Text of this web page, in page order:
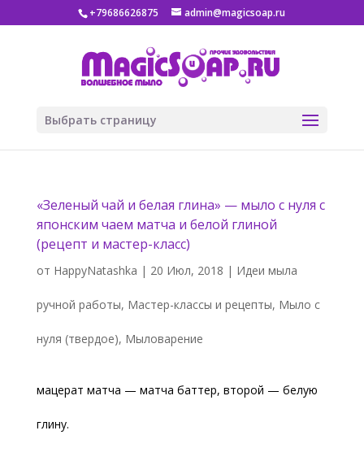
+79686626875 admin@magicsoap.ru
Выбрать страницу
«Зеленый чай и белая глина» — мыло с нуля с
японским чаем матча и белой глиной
(рецепт и мастер-класс)
от HappyNatashka | 20 Июл, 2018 | Идеи мыла
ручной работы, Мастер-классы и рецепты, Мыло с
нуля (твердое), Мыловарение
мацерат матча — матча баттер, второй — белую
глину.